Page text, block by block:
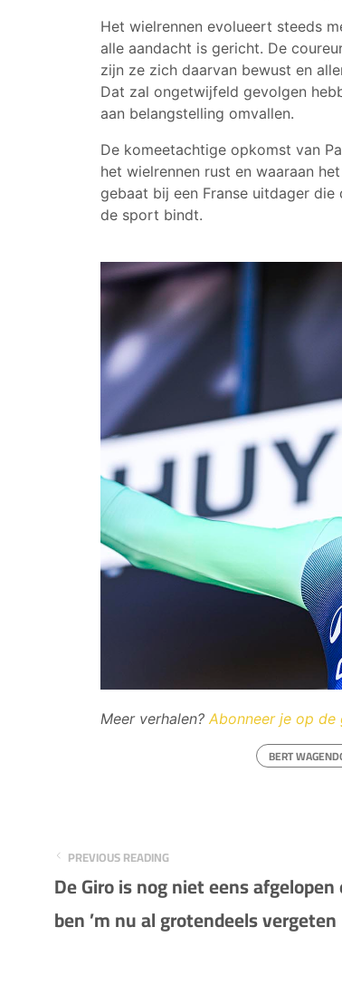
Het wielrennen evolueert steeds
alle aandacht is gericht. De
zijn ze zich daarvan bewust en
Dat zal ongetwijfeld gevolgen
aan belangstelling omvallen.
De komeetachtige opkomst van
het wielrennen rust en waaraan
gebaat bij een Franse uitdager
de sport bindt.
Meer verhalen? Abonneer je op de
BERT
PREVIOUS READING
De Giro is nog niet eens
ben ’m nu al grotendeels vergeten